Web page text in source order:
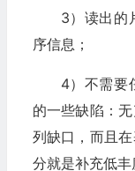
3）读出的
序信息；
4）不需要
的一些缺陷：
列缺口，而且
分就是补充低丰